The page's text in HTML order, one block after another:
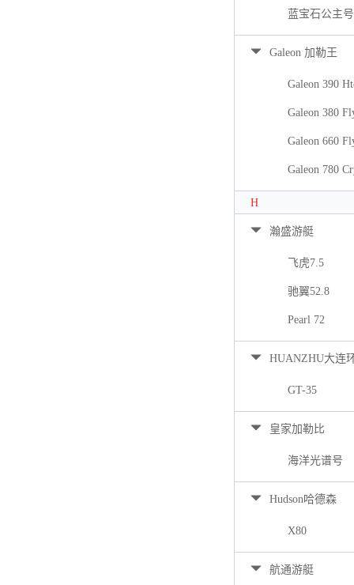
蓝宝石公主号
Galeon 加勒王
Galeon 390
Galeon 380
Galeon 660
Galeon 780
H
瀚盛游艇
飞虎7.5
驰翼52.8
Pearl 72
HUANZHU大连
GT-35
皇家加勒比
海洋光谱号
Hudson哈德森
X80
航通游艇